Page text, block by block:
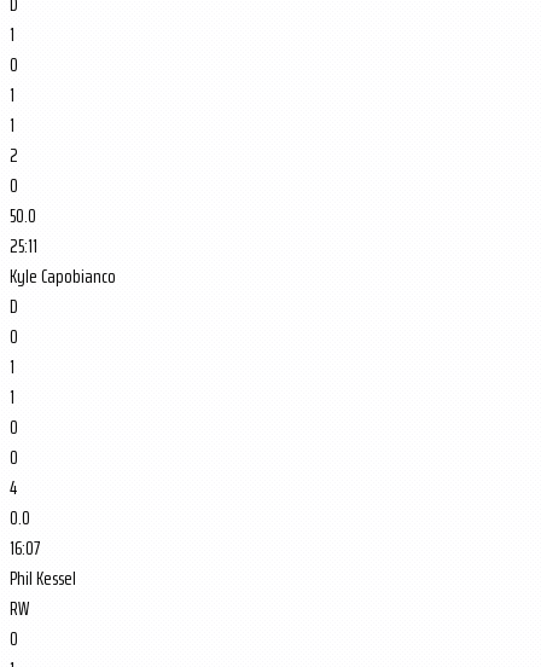
1
0
1
1
2
0
50.0
25:11
Kyle Capobianco
D
0
1
1
0
0
4
0.0
16:07
Phil Kessel
RW
0